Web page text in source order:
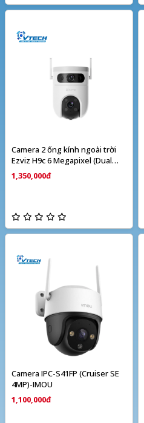
Camera 2 ống kính ngoài trời
Ezviz H9c 6 Megapixel (Dual
camera)
1,350,000đ
Camera IPC-S41FP (Cruiser SE
4MP)-IMOU
1,100,000đ